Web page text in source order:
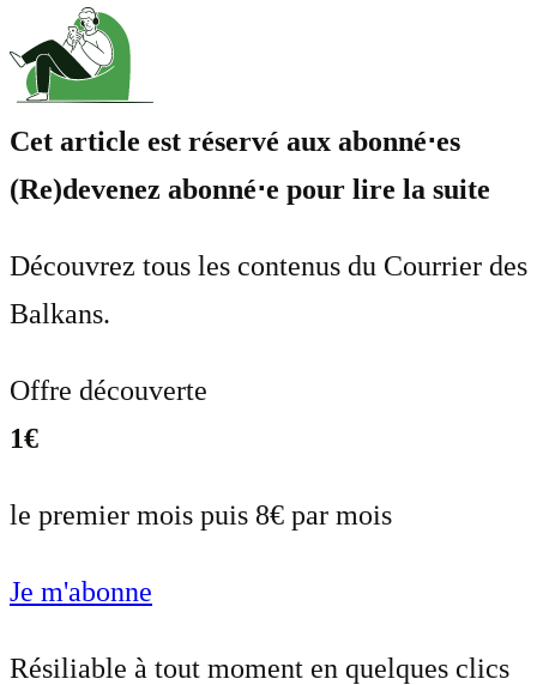
Cet article est réservé aux abonné⋅es
(Re)devenez abonné⋅e pour lire la suite
Découvrez tous les contenus du Courrier des
Balkans.
Offre découverte
1€
le premier mois puis 8€ par mois
Je m'abonne
Résiliable à tout moment en quelques clics